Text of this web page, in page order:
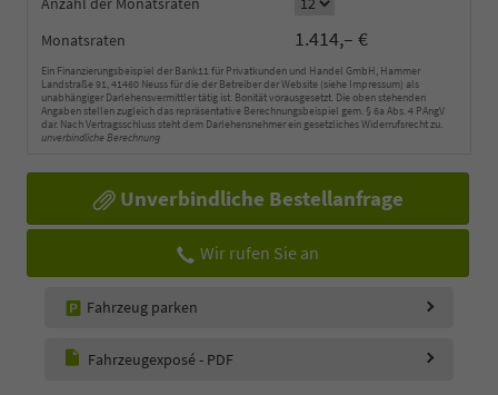
Monatsraten
1.414,– €
Ein Finanzierungsbeispiel der Bank11 für Privatkunden und Handel GmbH, Hammer
Landstraße 91, 41460 Neuss für die der Betreiber der Website (siehe Impressum) als
unabhängiger Darlehensvermittler tätig ist. Bonität vorausgesetzt. Die oben stehenden
Angaben stellen zugleich das repräsentative Berechnungsbeispiel gem. § 6a Abs. 4 PAngV
dar. Nach Vertragsschluss steht dem Darlehensnehmer ein gesetzliches Widerrufsrecht zu.
unverbindliche Berechnung
Unverbindliche Bestellanfrage
Wir rufen Sie an
Fahrzeug parken
Fahrzeugexposé - PDF